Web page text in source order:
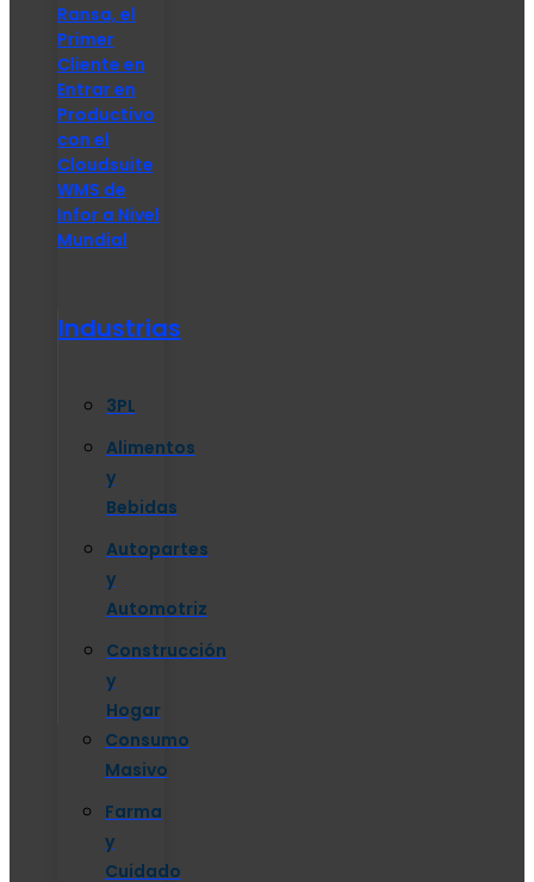
Ransa, el
Primer
Cliente en
Entrar en
Productivo
con el
Cloudsuite
WMS de
Infor a Nivel
Mundial
Industrias
3PL
Alimentos
y
Bebidas
Autopartes
y
Automotriz
Construcción
y
Hogar
Consumo
Masivo
Farma
y
Cuidado